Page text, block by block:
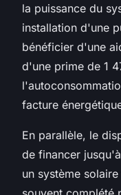
la puissance du
installation d'une
bénéficier d'une
d'une prime de 1
facture
En parallèle, le
de financer
un système